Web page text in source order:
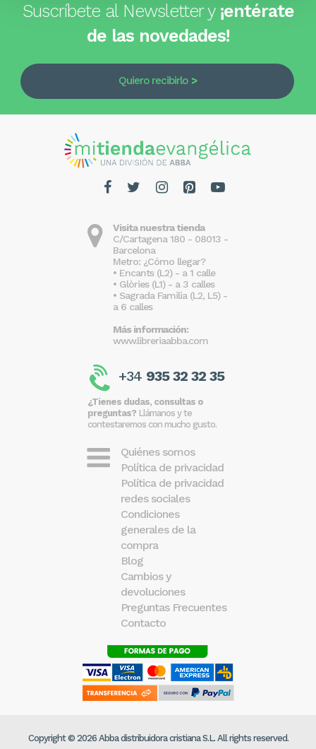
Suscríbete al Newsletter y ¡entérate
de las novedades!
Quiero recibirlo
Visita nuestra tienda
C/Cartagena 180 - 08013 -
Barcelona
Metro: ¿Cómo llegar?
• Encants (L2) - a 1 calle
• Glòries (L1) - a 3 calles
• Sagrada Familia (L2, L5) -
a 6 calles
Más información:
www.libreriaabba.com
+34 935 32 32 35
¿Tienes dudas, consultas o
preguntas? Llámanos y te
contestaremos con mucho gusto.
Quiénes somos
Política de privacidad
Política de privacidad
redes sociales
Condiciones
generales de la
compra
Blog
Cambios y
devoluciones
Preguntas Frecuentes
Contacto
Copyright © 2026 Abba distribuidora cristiana S.L. All rights reserved.